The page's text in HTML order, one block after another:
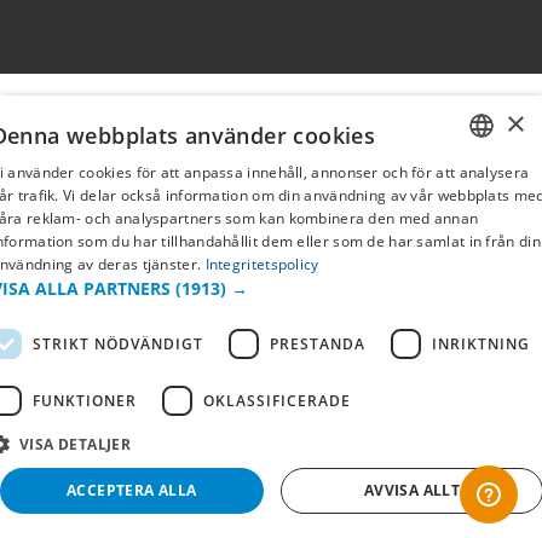
SWEDISH
FI
×
webbplats använder cookies
använder cookies för att anpassa innehåll, annonser och för att analysera
trafik. Vi delar också information om din användning av vår webbplats
reklam- och analyspartners som kan kombinera den med annan
som du har tillhandahållit dem eller som de har samlat in från din
av deras tjänster. Integritetspolicy
ALLA PARTNERS (1913) →
STRIKT NÖDVÄNDIGT PRESTANDA INRIKTNING
FUNKTIONER OKLASSIFICERADE
VISA DETALJER
ACCEPTERA ALLA AVVISA ALLT